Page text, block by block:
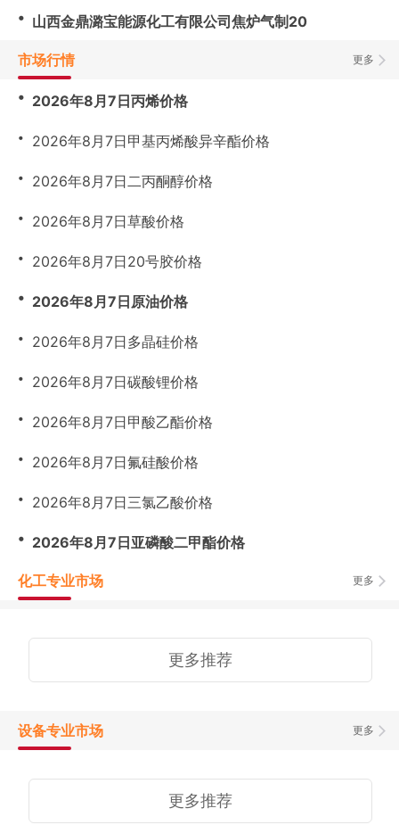
・ 山西金鼎潞宝能源化工有限公司焦炉气制20
更多
市场行情
・ 2026年8月7日丙烯价格
・ 2026年8月7日甲基丙烯酸异辛酯价格
・ 2026年8月7日二丙酮醇价格
・ 2026年8月7日草酸价格
・ 2026年8月7日20号胶价格
・ 2026年8月7日原油价格
・ 2026年8月7日多晶硅价格
・ 2026年8月7日碳酸锂价格
・ 2026年8月7日甲酸乙酯价格
・ 2026年8月7日氟硅酸价格
・ 2026年8月7日三氯乙酸价格
・ 2026年8月7日亚磷酸二甲酯价格
更多
化工专业市场
更多推荐
更多
设备专业市场
更多推荐